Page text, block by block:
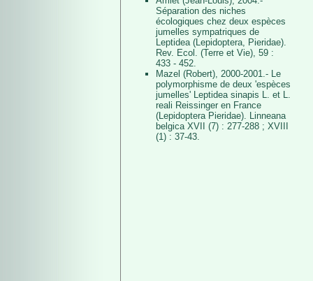
Séparation des niches
écologiques chez deux espèces
jumelles sympatriques de
Leptidea (Lepidoptera, Pieridae).
Rev. Ecol. (Terre et Vie), 59 :
433 - 452.
Mazel (Robert), 2000-2001.- Le
polymorphisme de deux 'espèces
jumelles' Leptidea sinapis L. et L.
reali Reissinger en France
(Lepidoptera Pieridae). Linneana
belgica XVII (7) : 277-288 ; XVIII
(1) : 37-43.